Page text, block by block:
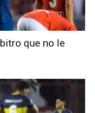
que no le